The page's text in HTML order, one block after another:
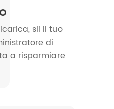
sii il tuo
di
a risparmiare